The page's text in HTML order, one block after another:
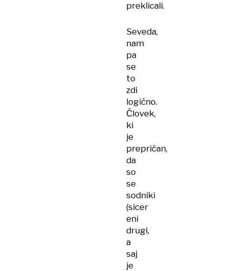
preklicali.
Seveda,
nam
pa
se
to
zdi
logično.
Človek,
ki
je
prepričan,
da
so
se
sodniki
(sicer
eni
drugi,
a
saj
je